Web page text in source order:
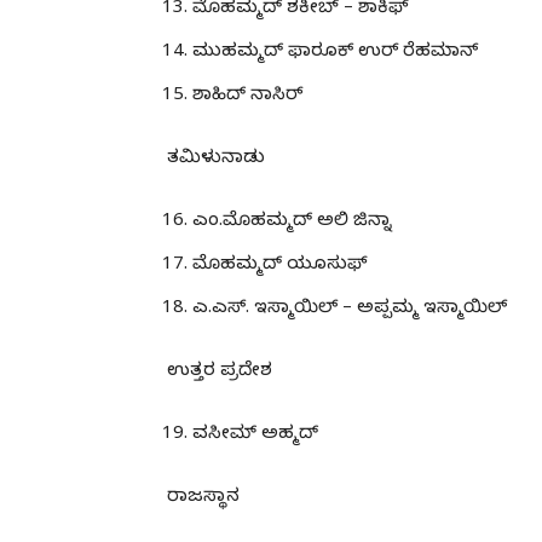
ಮೊಹಮ್ಮದ್ ಶಕೀಬ್ – ಶಾಕಿಫ್
ಮುಹಮ್ಮದ್ ಫಾರೂಕ್ ಉರ್ ರೆಹಮಾನ್
ಶಾಹಿದ್ ನಾಸಿರ್
ತಮಿಳುನಾಡು
ಎಂ.ಮೊಹಮ್ಮದ್ ಅಲಿ ಜಿನ್ನಾ
ಮೊಹಮ್ಮದ್ ಯೂಸುಫ್
ಎ.ಎಸ್. ಇಸ್ಮಾಯಿಲ್ – ಅಪ್ಪಮ್ಮ ಇಸ್ಮಾಯಿಲ್
ಉತ್ತರ ಪ್ರದೇಶ
ವಸೀಮ್ ಅಹ್ಮದ್
ರಾಜಸ್ಥಾನ